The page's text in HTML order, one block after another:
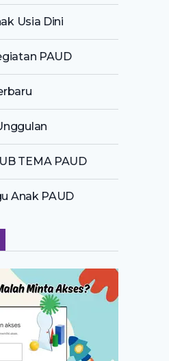
Usia Dini
PAUD
TEMA PAUD
Anak PAUD